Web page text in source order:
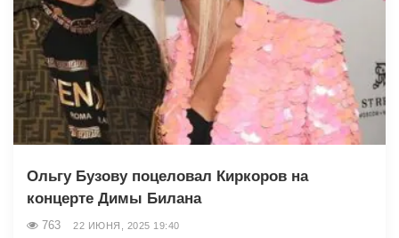
Ольгу Бузову поцеловал Киркоров на
концерте Димы Билана
763 22 ИЮНЯ, 2025 19:40